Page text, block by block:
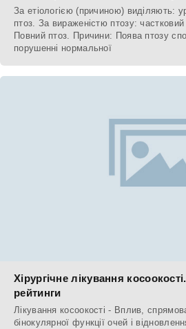
За етіологією (причиною) виділяють:
птоз. За вираженістю птозу:
Повний птоз. Причини: Поява птозу
порушенні нормальної
Хірургічне лікування
рейтинги
Лікування косоокості - Вплив,
бінокулярної функції очей і